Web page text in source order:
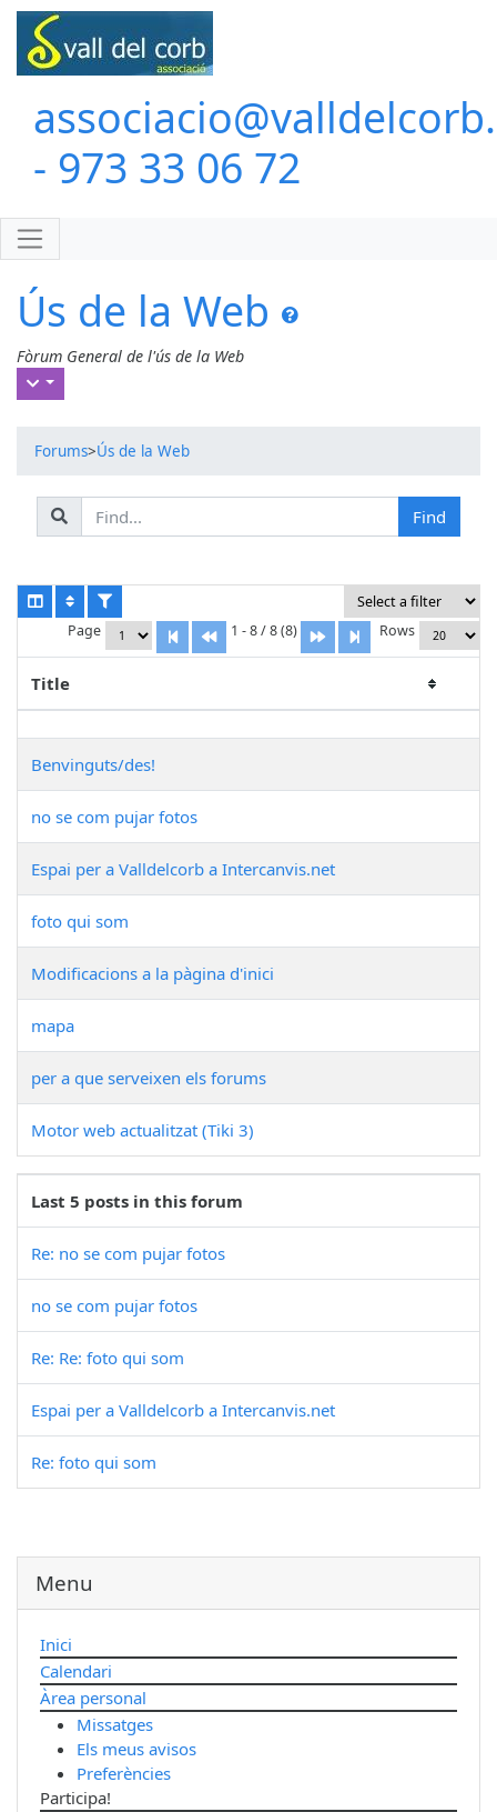
- 973 33 06 72
Ús de la Web
Fòrum General de l'ús de la Web
Forums>Ús de la Web
Page 1 - 8 / 8 (8) Rows
Title
Benvinguts/des!
no se com pujar fotos
Espai per a Valldelcorb a Intercanvis.net
foto qui som
Modificacions a la pàgina d'inici
mapa
per a que serveixen els forums
Motor web actualitzat (Tiki 3)
Last 5 posts in this forum
Re: no se com pujar fotos
no se com pujar fotos
Re: Re: foto qui som
Espai per a Valldelcorb a Intercanvis.net
Re: foto qui som
Menu
Inici
Calendari
Àrea personal
Missatges
Els meus avisos
Preferències
Participa!